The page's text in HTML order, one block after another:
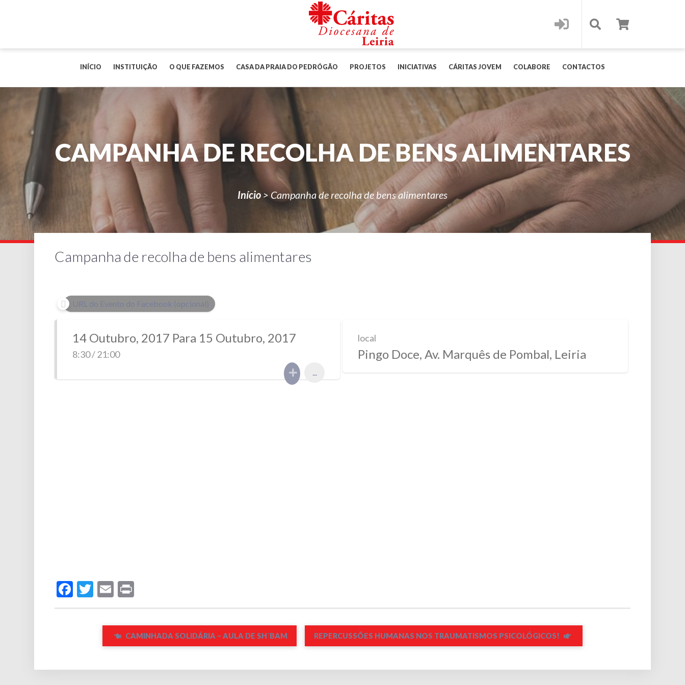
INÍCIO INSTITUIÇÃO O QUE FAZEMOS CASA DA PRAIA DO PEDRÓGÃO PROJETOS INICIATIVAS CÁRITAS JOVEM COLABORE CONTACTOS
CAMPANHA DE RECOLHA DE BENS ALIMENTARES
Início > Campanha de recolha de bens alimentares
Campanha de recolha de bens alimentares
URL do Evento do Facebook (opcional)
14 Outubro, 2017 Para 15 Outubro, 2017
8:30 / 21:00
...
local
Pingo Doce, Av. Marquês de Pombal, Leiria
Facebook
Twitter
Email
CAMINHADA SOLIDÁRIA – AULA DE SH´BAM REPERCUSSÕES HUMANAS NOS TRAUMATISMOS PSICOLÓGICOS!